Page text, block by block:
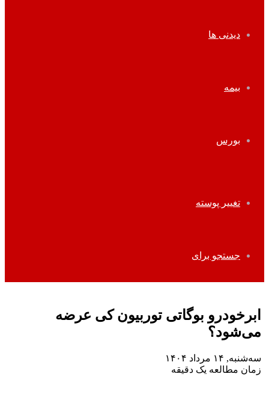
دیدنی ها
بیمه
بورس
تغییر پوسته
جستجو برای
ابرخودرو بوگاتی توربیون کی عرضه
می‌شود؟
سه‌شنبه, ۱۴ مرداد ۱۴۰۴
زمان مطالعه یک دقیقه